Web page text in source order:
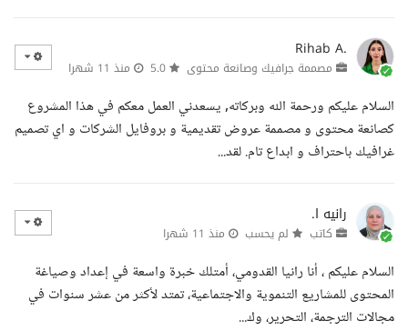
Rihab A.
مصممة جرافيك وصانعة محتوى منذ 11 شهرا
السلام عليكم ورحمة الله وبركاته, يسعدني العمل معكم في هذا المشروع
كصانعة محتوى و مصممة عروض تقديمية و بروفايل الشركات و اي تصميم
غرافيك باحتراف و ابداع تام. لقد...
رانيه ا.
كاتب لم يحسب منذ 11 شهرا
السلام عليكم ، أنا رانيا القدومي، أمتلك خبرة واسعة في إعداد وصياغة
المحتوى للمشاريع التنموية والاجتماعية، تمتد لأكثر من عشر سنوات في
مجالات الترجمة، التحرير، وك...